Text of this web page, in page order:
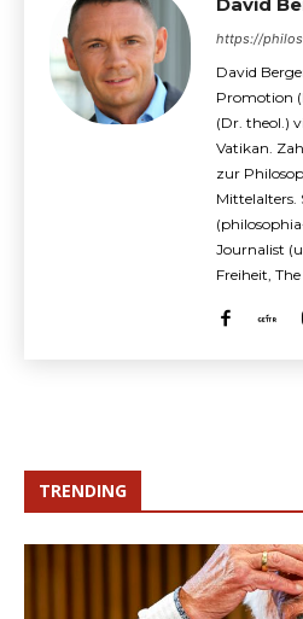
https://
David
Promotion
(Dr. theol.)
Vatikan.
zur
Mittelalters.
Journalist
Freiheit,
TRENDING